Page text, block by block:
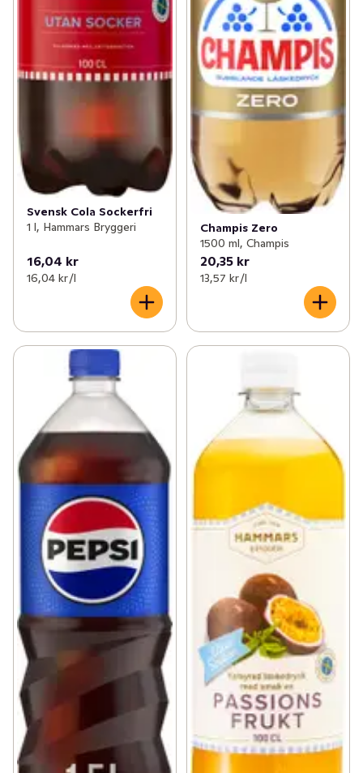
Svensk Cola Sockerfri
1 l, Hammars Bryggeri
16,04 kr
16,04 kr /l
Champis Zero
1500 ml, Champis
20,35 kr
13,57 kr /l